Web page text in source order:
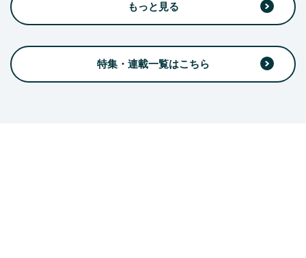
もっと見る
特集・連載一覧はこちら